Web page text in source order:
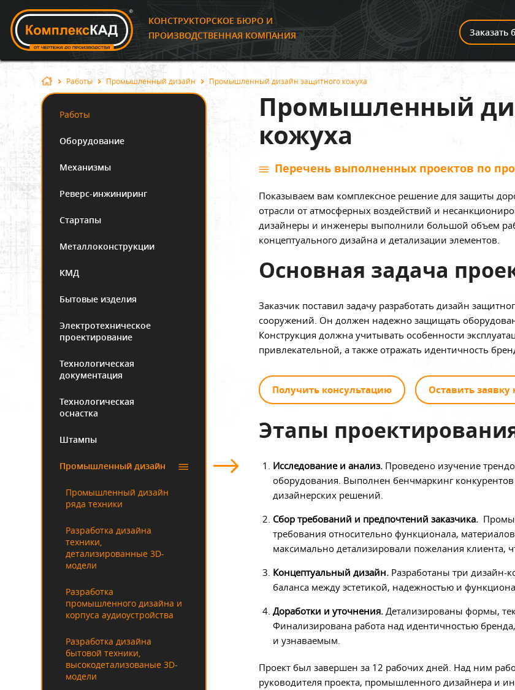
КОНСТРУКТОРСКОЕ БЮРО И
ПРОИЗВОДСТВЕННАЯ КОМПАНИЯ
Заказать
Работы Промышленный дизайн Промышленный дизайн защитного кожуха
Работы
Оборудование
Механизмы
Реверс-инжиниринг
Стартапы
Металлоконструкции
КМД
Бытовые изделия
Электротехническое
проектирование
Технологическая
документация
Технологическая
оснастка
Штампы
Промышленный дизайн
Промышленный дизайн
ряда техники
Разработка дизайна
техники,
детализированные 3D-
модели
Разработка
промышленного дизайна и
корпуса аудиоустройства
Разработка дизайна
бытовой техники,
высокодетализованые 3D-
модели
Промышленный
кожуха
Перечень выполненных проектов по
Показываем вам комплексное решение для защиты
отрасли от атмосферных воздействий и
дизайнеры и инженеры выполнили большой объем
концептуального дизайна и детализации элементов.
Основная задача
Заказчик поставил задачу разработать дизайн
сооружений. Он должен надежно защищать
Конструкция должна учитывать особенности
привлекательной, а также отражать идентичность
Получить консультацию Оставить заявку
Этапы
Исследование и анализ. Проведено изучение
оборудования. Выполнен бенчмаркинг
дизайнерских решений.
Сбор требований и предпочтений заказчика.
требования относительно функционала,
максимально детализировали пожелания клиента,
Концептуальный дизайн. Разработаны три дизайн-
баланса между эстетикой, надежностью и
Доработки и уточнения. Детализированы формы,
Финализирована работа над идентичностью
и узнаваемым.
Проект был завершен за 12 рабочих дней. Над ним
руководителя проекта, промышленного дизайнера и